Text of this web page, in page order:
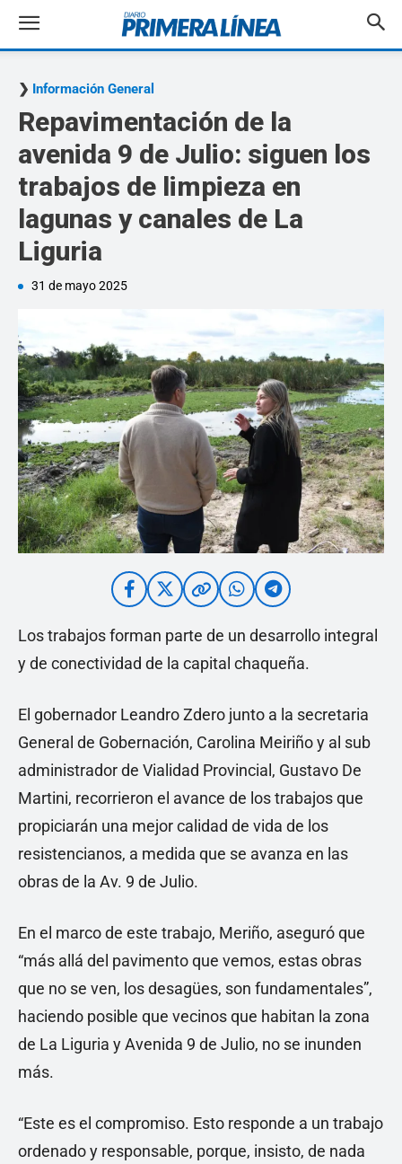
Información General
Repavimentación de la
avenida 9 de Julio: siguen los
trabajos de limpieza en
lagunas y canales de La
Liguria
31 de mayo 2025
Los trabajos forman parte de un desarrollo integral
y de conectividad de la capital chaqueña.
El gobernador Leandro Zdero junto a la secretaria
General de Gobernación, Carolina Meiriño y al sub
administrador de Vialidad Provincial, Gustavo De
Martini, recorrieron el avance de los trabajos que
propiciarán una mejor calidad de vida de los
resistencianos, a medida que se avanza en las
obras de la Av. 9 de Julio.
En el marco de este trabajo, Meriño, aseguró que
“más allá del pavimento que vemos, estas obras
que no se ven, los desagües, son fundamentales”,
haciendo posible que vecinos que habitan la zona
de La Liguria y Avenida 9 de Julio, no se inunden
más.
“Este es el compromiso. Esto responde a un trabajo
ordenado y responsable, porque, insisto, de nada